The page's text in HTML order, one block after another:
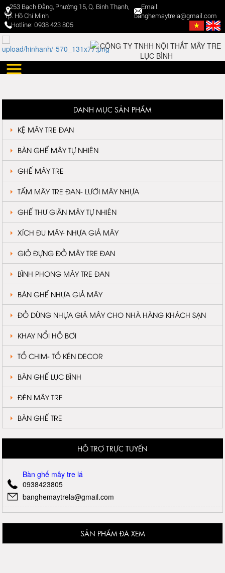
253 Bạch Đằng, Phường 15, Q. Bình Thạnh,
Tp. Hồ Chí Minh
Email:
banghemaytrela@gmail.com
Hotline: 0938 423 805
DANH MỤC SẢN PHẨM
KỆ MÂY TRE ĐAN
BÀN GHẾ MÂY TỰ NHIÊN
GHẾ MÂY TRE
TẤM MÂY TRE ĐAN- LƯỚI MÂY NHỰA
GHẾ THƯ GIÃN MÂY TỰ NHIÊN
XÍCH ĐU MÂY- NHỰA GIẢ MÂY
GIỎ ĐỰNG ĐỒ MÂY TRE ĐAN
BÌNH PHONG MÂY TRE ĐAN
BÀN GHẾ NHỰA GIẢ MÂY
ĐỒ DÙNG NHỰA GIẢ MÂY CHO NHÀ HÀNG KHÁCH SẠN
KHAY NỔI HỒ BƠI
TỔ CHIM- TỔ KÉN DECOR
BÀN GHẾ LỤC BÌNH
ĐÈN MÂY TRE
BÀN GHẾ TRE
HỖ TRỢ TRỰC TUYẾN
Bàn ghế mây tre lá
0938423805
banghemaytrela@gmail.com
SẢN PHẨM ĐÃ XEM